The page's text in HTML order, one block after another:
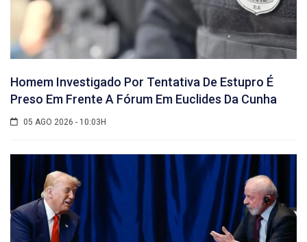
Homem Investigado Por Tentativa De Estupro É
Preso Em Frente A Fórum Em Euclides Da Cunha
05 AGO 2026 - 10:03H